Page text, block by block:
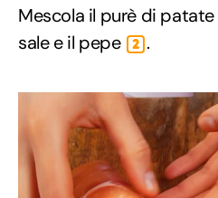
Mescola il purè di
sale e il pepe
2 .